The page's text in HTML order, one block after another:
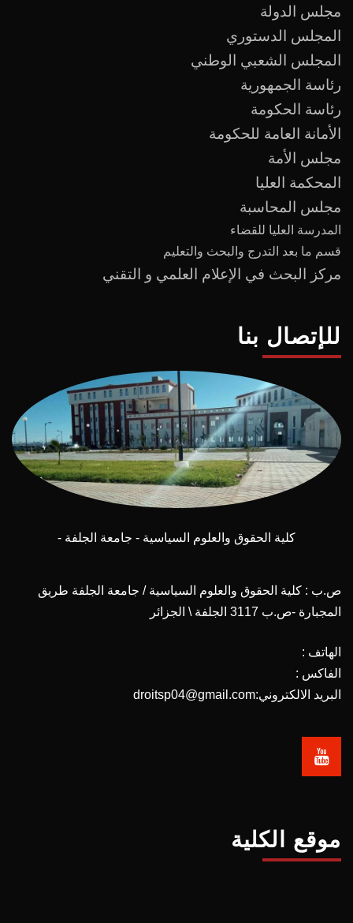
مجلس الدولة
المجلس الدستوري
المجلس الشعبي الوطني
رئاسة الجمهورية
رئاسة الحكومة
الأمانة العامة للحكومة
مجلس الأمة
المحكمة العليا
مجلس المحاسبة
المدرسة العليا للقضاء
قسم ما بعد التدرج و البحث والتعليم
مركز البحث في الإعلام العلمي و التقني
للإتصال بنا
كلية الحقوق والعلوم السياسية - جامعة الجلفة -
ص.ب : كلية الحقوق والعلوم السياسية / جامعة الجلفة طريق
المجبارة -ص.ب 3117 الجلفة \ الجزائر
الهاتف :
الفاكس :
البريد الالكتروني:droitsp04@gmail.com
موقع الكلية